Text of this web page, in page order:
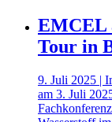
EMCEL
Tour in
9. Juli 2025 |
am 3. Juli